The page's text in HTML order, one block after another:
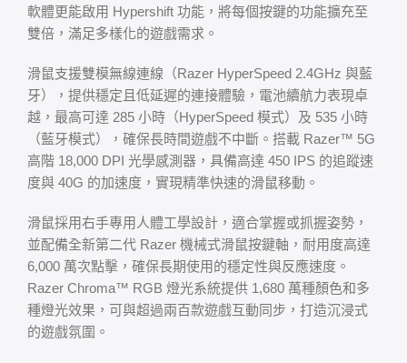
軟體更能啟用 Hypershift 功能，將每個按鍵的功能擴充至
雙倍，滿足多樣化的遊戲需求。
滑鼠支援雙模無線連線（Razer HyperSpeed 2.4GHz 與藍
牙），提供穩定且低延遲的連接體驗，電池續航力表現卓
越，最高可達 285 小時（HyperSpeed 模式）及 535 小時
（藍牙模式），確保長時間遊戲不中斷。搭載 Razer™ 5G
高階 18,000 DPI 光學感測器，具備高達 450 IPS 的追蹤速
度與 40G 的加速度，實現精準快速的滑鼠移動。
滑鼠採用右手專用人體工學設計，適合掌握或抓握姿勢，
並配備全新第二代 Razer 機械式滑鼠按鍵軸，耐用度高達
6,000 萬次點擊，確保長期使用的穩定性與反應速度。
Razer Chroma™ RGB 燈光系統提供 1,680 萬種顏色和多
種燈光效果，可與超過兩百款遊戲互動同步，打造沉浸式
的遊戲氛圍。